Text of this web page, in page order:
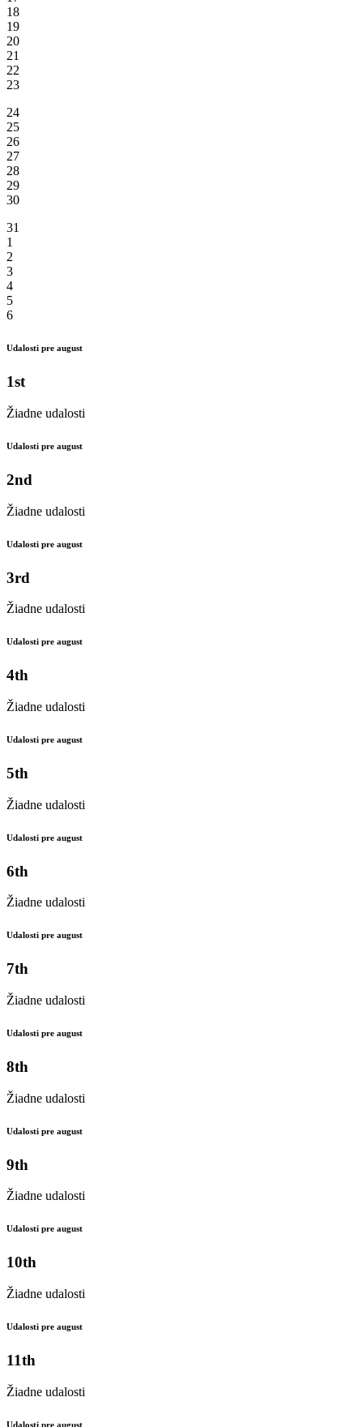
18
19
20
21
22
23
24
25
26
27
28
29
30
31
1
2
3
4
5
6
Udalosti pre august
1st
Žiadne udalosti
Udalosti pre august
2nd
Žiadne udalosti
Udalosti pre august
3rd
Žiadne udalosti
Udalosti pre august
4th
Žiadne udalosti
Udalosti pre august
5th
Žiadne udalosti
Udalosti pre august
6th
Žiadne udalosti
Udalosti pre august
7th
Žiadne udalosti
Udalosti pre august
8th
Žiadne udalosti
Udalosti pre august
9th
Žiadne udalosti
Udalosti pre august
10th
Žiadne udalosti
Udalosti pre august
11th
Žiadne udalosti
Udalosti pre august